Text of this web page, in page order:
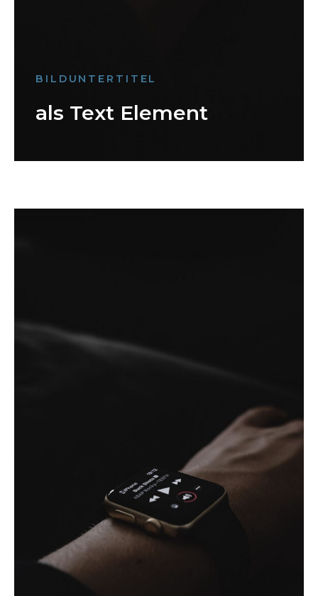
BILDUNTERTITEL
als Text Element